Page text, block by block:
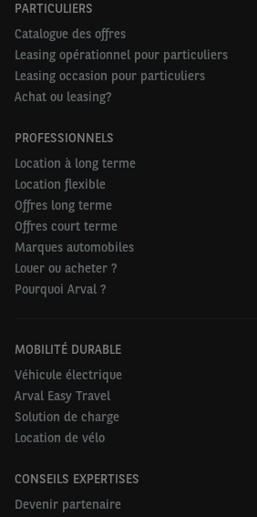
PARTICULIERS
Catalogue des offres
Leasing opérationnel pour particuliers
Leasing occasion pour particuliers
Achat ou leasing?
PROFESSIONNELS
Location à long terme
Location flexible
Offres long terme
Offres court terme
Marques automobiles
Louer ou acheter ?
Pourquoi Arval ?
MOBILITÉ DURABLE
Véhicule électrique
Arval Easy Travel
Solution de charge
Location de vélo
CONSEILS EXPERTISES
Devenir partenaire